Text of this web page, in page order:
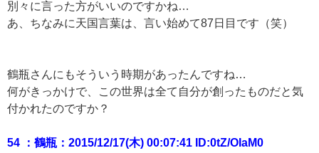
別々に言った方がいいのですかね…
あ、ちなみに天国言葉は、言い始めて87日目です（笑）
鶴瓶さんにもそういう時期があったんですね…
何がきっかけで、この世界は全て自分が創ったものだと気
付かれたのですか？
54 ：鶴瓶：2015/12/17(木) 00:07:41 ID:0tZ/OIaM0